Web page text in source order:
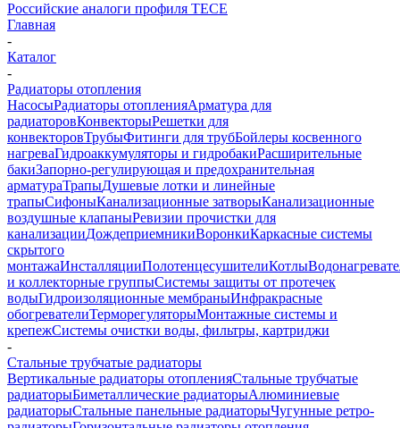
Российские аналоги профиля TECE
Главная
-
Каталог
-
Радиаторы отопления
НасосыРадиаторы отопленияАрматура для
радиаторовКонвекторыРешетки для
конвекторовТрубыФитинги для трубБойлеры косвенного
нагреваГидроаккумуляторы и гидробакиРасширительные
бакиЗапорно-регулирующая и предохранительная
арматураТрапыДушевые лотки и линейные
трапыСифоныКанализационные затворыКанализационные
воздушные клапаныРевизии прочистки для
канализацииДождеприемникиВоронкиКаркасные системы
скрытого
монтажаИнсталляцииПолотенцесушителиКотлы
и коллекторные группыСистемы защиты от протечек
водыГидроизоляционные мембраныИнфракрасные
обогревателиТерморегуляторыМонтажные системы и
крепежСистемы очистки воды, фильтры, картриджи
-
Стальные трубчатые радиаторы
Вертикальные радиаторы отопленияСтальные трубчатые
радиаторыБиметаллические радиаторыАлюминиевые
радиаторыСтальные панельные радиаторыЧугунные ретро-